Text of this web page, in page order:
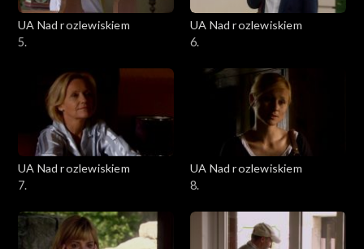
UA Nad rozlewiskiem
5.
UA Nad rozlewiskiem
6.
UA Nad rozlewiskiem
7.
UA Nad rozlewiskiem
8.